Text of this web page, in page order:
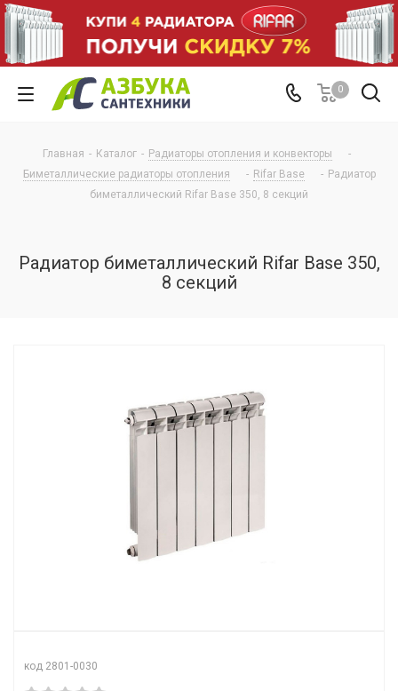
0
Главная - Каталог - Радиаторы отопления и конвекторы
-
Биметаллические радиаторы отопления
- Rifar Base - Радиатор
биметаллический Rifar Base 350, 8 секций
Радиатор биметаллический Rifar Base 350,
8 секций
код 2801-0030